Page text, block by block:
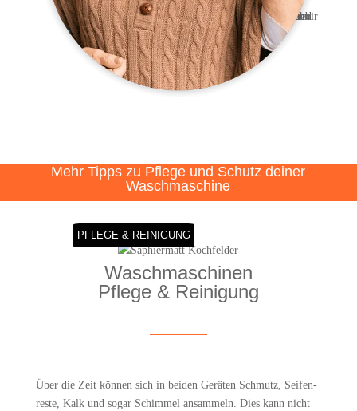
Mehr Tipps zu Pfle­ge und Schutz dei­ner
Waschmaschine
PFLE­GE & REINIGUNG
Wasch­ma­schi­nen
Pfle­ge & Reinigung
Über die Zeit kön­nen sich in bei­den Gerä­ten Schmutz, Sei­fen­
res­te, Kalk und sogar Schim­mel ansam­meln. Dies kann nicht